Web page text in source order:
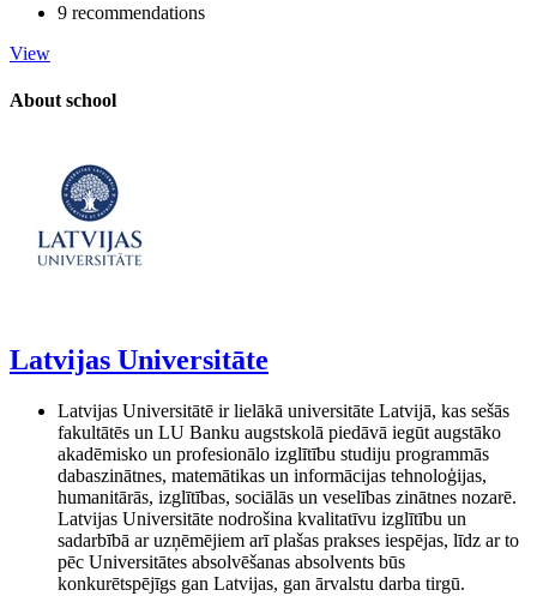
9 recommendations
View
About school
Latvijas Universitāte
Latvijas Universitātē ir lielākā universitāte Latvijā, kas sešās
fakultātēs un LU Banku augstskolā piedāvā iegūt augstāko
akadēmisko un profesionālo izglītību studiju programmās
dabaszinātnes, matemātikas un informācijas tehnoloģijas,
humanitārās, izglītības, sociālās un veselības zinātnes nozarē.
Latvijas Universitāte nodrošina kvalitatīvu izglītību un
sadarbībā ar uzņēmējiem arī plašas prakses iespējas, līdz ar to
pēc Universitātes absolvēšanas absolvents būs
konkurētspējīgs gan Latvijas, gan ārvalstu darba tirgū.